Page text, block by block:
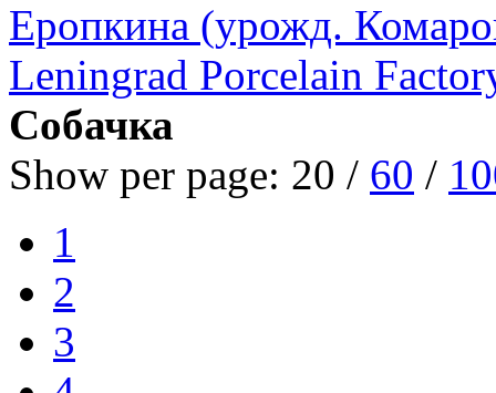
Еропкина (урожд.
Leningrad Porcelain
Собачка
Show per page: 20 / 60 /
1
2
3